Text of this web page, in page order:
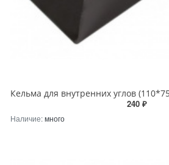
240 ₽
Наличие:много